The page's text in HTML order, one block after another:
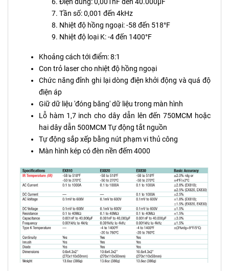
Điện dung: 0,001nF đến 40.000µF
Tần số: 0,001 đến 4kHz
Nhiệt độ hồng ngoại: -58 đến 518°F
Nhiệt độ loại K: -4 đến 1400°F
Khoảng cách tới điểm: 8:1
Con trỏ laser cho nhiệt độ hồng ngoại
Chức năng đỉnh ghi lại dòng điện khởi động và quá độ
điện áp
Giữ dữ liệu 'đóng băng' dữ liệu trong màn hình
Lỗ hàm 1,7 inch cho dây dẫn lên đến 750MCM hoặc
hai dây dẫn 500MCM Tự động tắt nguồn
Tự động sắp xếp bằng nút phạm vi thủ công
Màn hình kép có đèn nền đếm 4000